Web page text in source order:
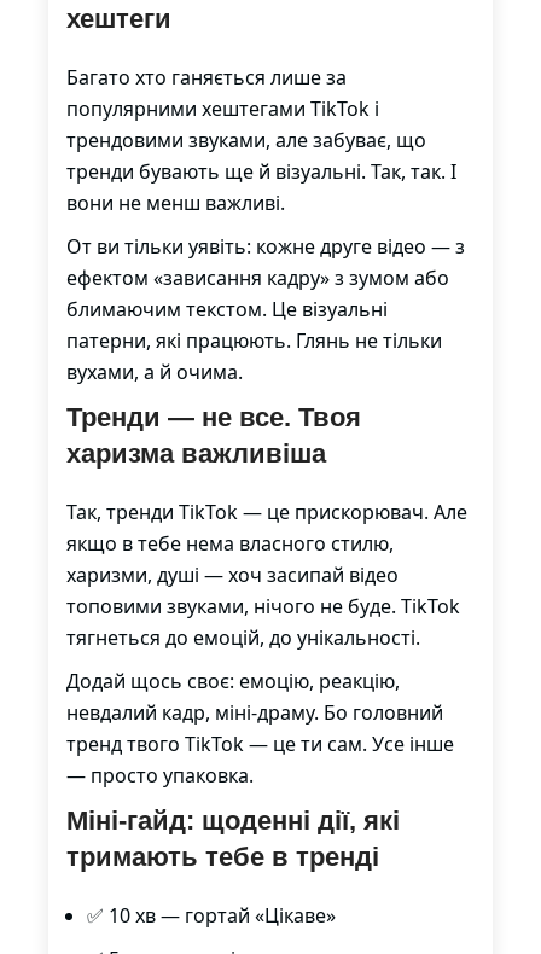
хештеги
Багато хто ганяється лише за
популярними хештегами TikTok і
трендовими звуками, але забуває, що
тренди бувають ще й візуальні. Так, так. І
вони не менш важливі.
От ви тільки уявіть: кожне друге відео — з
ефектом «зависання кадру» з зумом або
блимаючим текстом. Це візуальні
патерни, які працюють. Глянь не тільки
вухами, а й очима.
Тренди — не все. Твоя
харизма важливіша
Так, тренди TikTok — це прискорювач. Але
якщо в тебе нема власного стилю,
харизми, душі — хоч засипай відео
топовими звуками, нічого не буде. TikTok
тягнеться до емоцій, до унікальності.
Додай щось своє: емоцію, реакцію,
невдалий кадр, міні-драму. Бо головний
тренд твого TikTok — це ти сам. Усе інше
— просто упаковка.
Міні-гайд: щоденні дії, які
тримають тебе в тренді
✅ 10 хв — гортай «Цікаве»